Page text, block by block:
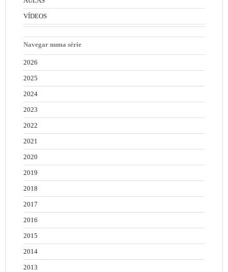
VÍDEOS
Navegar numa série
2026
2025
2024
2023
2022
2021
2020
2019
2018
2017
2016
2015
2014
2013